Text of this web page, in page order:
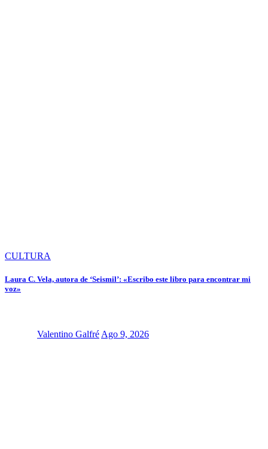
CULTURA
Laura C. Vela, autora de ‘Seismil’: «Escribo este libro para encontrar mi
voz»
Valentino Galfré Ago 9, 2026